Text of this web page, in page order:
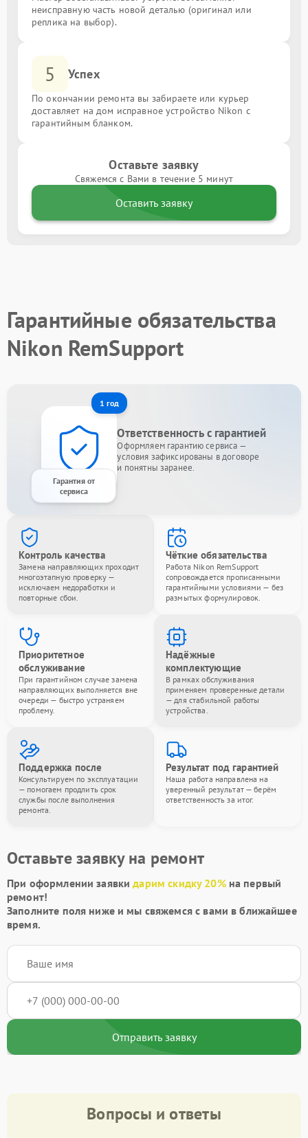
неисправную часть новой деталью (оригинал или
реплика на выбор).
5 Успех
По окончании ремонта вы забираете или курьер
доставляет на дом исправное устройство Nikon с
гарантийным бланком.
Оставьте заявку
Свяжемся с Вами в течение 5 минут
Оставить заявку
Гарантийные обязательства
Nikon RemSupport
1 год
Гарантия от
сервиса
Ответственность с гарантией
Оформляем гарантию сервиса —
условия зафиксированы в договоре
и понятны заранее.
Контроль качества
Замена направляющих проходит
многоэтапную проверку —
исключаем недоработки и
повторные сбои.
Чёткие обязательства
Работа Nikon RemSupport
сопровождается прописанными
гарантийными условиями — без
размытых формулировок.
Приоритетное
обслуживание
При гарантийном случае замена
направляющих выполняется вне
очереди — быстро устраняем
проблему.
Надёжные
комплектующие
В рамках обслуживания
применяем проверенные детали
— для стабильной работы
устройства.
Поддержка после
Консультируем по эксплуатации
— помогаем продлить срок
службы после выполнения
ремонта.
Результат под гарантией
Наша работа направлена на
уверенный результат — берём
ответственность за итог.
Оставьте заявку на ремонт
При оформлении заявкидарим скидку 20%на первый
ремонт!
Заполните поля ниже и мы свяжемся с вами в ближайшее
время.
Отправить заявку
Вопросы и ответы